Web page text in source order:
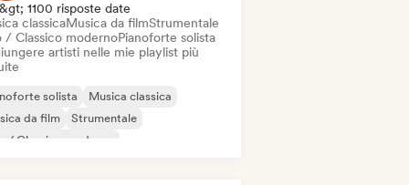
&gt; 1100 risposte date
classicaMusica da filmStrumentale
/ Classico modernoPianoforte solista
artisti nelle mie playlist più
solista
Musica classica
da film
Strumentale
/ Classico moderno